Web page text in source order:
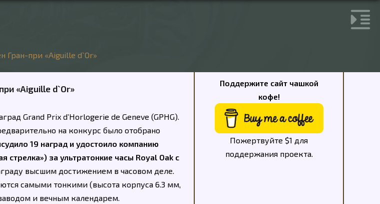
Гран-при «Aiguille d`Or»
«Aiguille d`Or»
Grand Prix d’Horlogerie de Geneve (GPHG).
на конкурс было отобрано
19 наград и удостоило компанию
за ультратонкие часы Royal Oak с
высшим достижением в часовом деле.
самыми тонкими (высота корпуса 6.3 мм,
и вечным календарем.
Поддержите сайт чашкой
кофе!
Пожертвуйте $1 для
поддержания проекта.